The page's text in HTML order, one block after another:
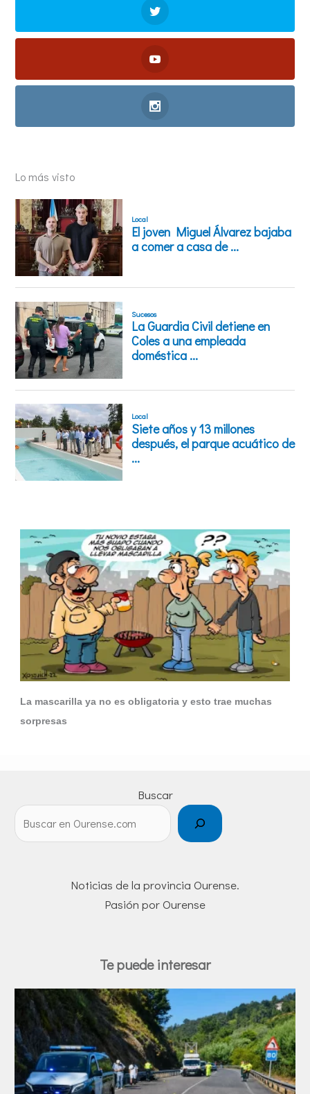
Lo más visto
La mascarilla ya no es obligatoria y esto trae muchas
sorpresas
Buscar
Noticias de la provincia Ourense.
Pasión por Ourense
Te puede interesar